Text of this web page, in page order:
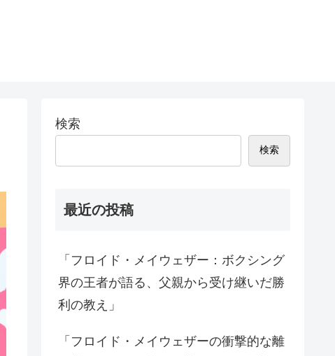
検索
検索
最近の投稿
「フロイド・メイウェザー：ボクシング
界の王者が語る、父親から受け継いだ勝
利の教え」
「フロイド・メイウェザーの衝撃的な離